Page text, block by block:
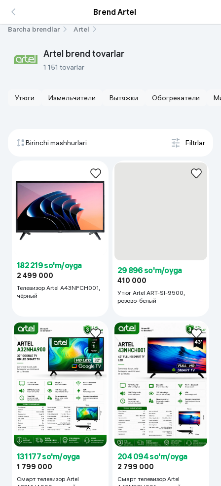
Brend Artel
Barcha brendlar Artel
Artel brend tovarlar
1 151 tovarlar
Утюги Измельчители Вытяжки Обогреватели
Birinchi mashhurlari Filtrlar
182 219 so'm/oyga
2 499 000
Телевизор Artel A43NFCH001,
чёрный
29 896 so'm/oyga
410 000
Утюг Artel ART-SI-9500,
розово-белый
131 177 so'm/oyga
1 799 000
A32NHA900, черный
204 094 so'm/oyga
2 799 000
A43NFCH001 , черный